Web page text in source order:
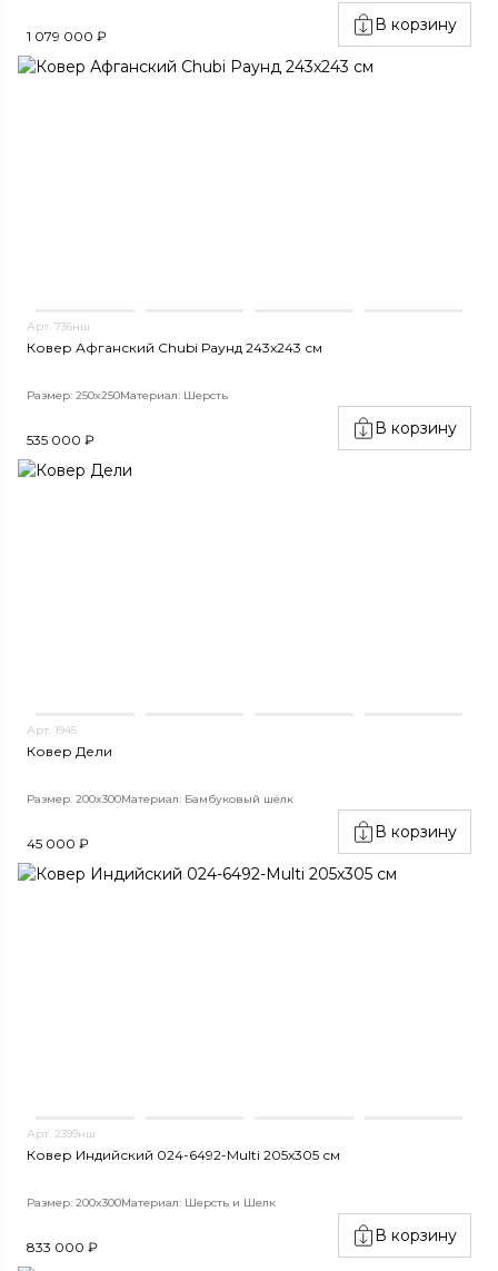
1 079 000 ₽
В корзину
Арт. 736нш
Ковер Афганский Chubi Раунд 243x243 см
Размер: 250x250Материал: Шерсть
535 000 ₽
В корзину
Арт. 1945
Ковер Дели
Размер: 200x300Материал: Бамбуковый шёлк
45 000 ₽
В корзину
Арт. 2399нш
Ковер Индийский 024-6492-Multi 205x305 см
Размер: 200x300Материал: Шерсть и Шелк
833 000 ₽
В корзину